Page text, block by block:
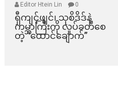
Editor Htein Lin 0
ရှီကျင့်ဖျင်၊ သုစိဒိဒ်နဲ့
ကမ္ဘာကြီးကို လှုပ်ခတ်စေ
တဲ့ “ထောင်ချောက်”